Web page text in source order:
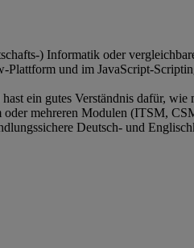
) Informatik oder
und im JavaScript-
ein gutes Verständnis dafür,
mehreren Modulen (ITSM,
Deutsch- und